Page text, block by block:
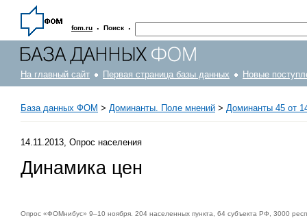
fom.ru · Поиск ·
На главный сайт Первая страница базы данных Новые
База данных ФОМ > Доминанты. Поле мнений > Доминанты 45 от
14.11.2013, Опрос населения
Динамика цен
Опрос «ФОМнибус» 9–10 ноября. 204 населенных пункта, 64 субъекта РФ, 3000